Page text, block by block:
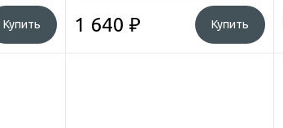
Купить 1 640 ₽ Купить